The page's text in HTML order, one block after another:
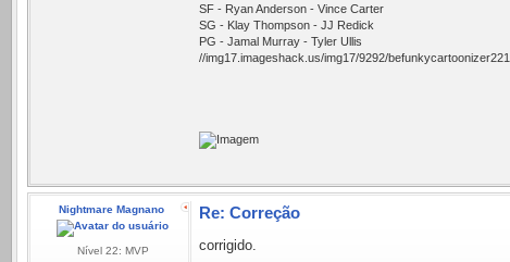
SF - Ryan Anderson - Vince Carter
SG - Klay Thompson - JJ Redick
PG - Jamal Murray - Tyler Ullis
//img17.imageshack.us/img17/9292/
Nightmare Magnano
Nível 22: MVP
Re: Correção
corrigido.